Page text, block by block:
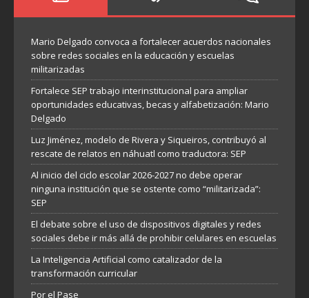
Mario Delgado convoca a fortalecer acuerdos nacionales
sobre redes sociales en la educación y escuelas
militarizadas
Fortalece SEP trabajo interinstitucional para ampliar
oportunidades educativas, becas y alfabetización: Mario
Delgado
Luz Jiménez, modelo de Rivera y Siqueiros, contribuyó al
rescate de relatos en náhuatl como traductora: SEP
Al inicio del ciclo escolar 2026-2027 no debe operar
ninguna institución que se ostente como “militarizada”:
SEP
El debate sobre el uso de dispositivos digitales y redes
sociales debe ir más allá de prohibir celulares en escuelas
La Inteligencia Artificial como catalizador de la
transformación curricular
Por el Pase